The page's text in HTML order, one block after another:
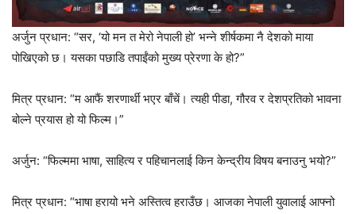
अर्जुन प्रधान: “सर, ‘यो मन त मेरो नेपाली हो’ भन्ने शीर्षकमा नै देशको माया
पोखिएको छ। यसका पछाडि तपाईंको मुख्य प्रेरणा के हो?”
मित्र प्रधान: “म आफैं शरणार्थी भएर बाँचें। त्यही पीडा, गौरव र देशप्रतिको भावना
बोल्ने प्रयास हो यो फिल्म।”
अर्जुन: “फिल्ममा भाषा, साहित्य र पहिचानलाई किन केन्द्रीय विषय बनाउनु भयो?”
मित्र प्रधान: “भाषा हरायो भने अस्तित्व हराउँछ। आजका नेपाली युवालाई आफ्नो